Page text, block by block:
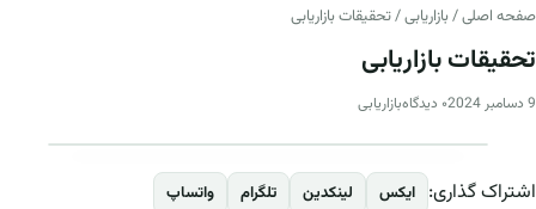
صفحه اصلی/بازاریابی/ تحقیقات بازاریابی
تحقیقات بازاریابی
9 دسامبر 2024 ۰ دیدگاه بازاریابی
اشتراک گذاری: ایکس لینکدین تلگرام واتساپ